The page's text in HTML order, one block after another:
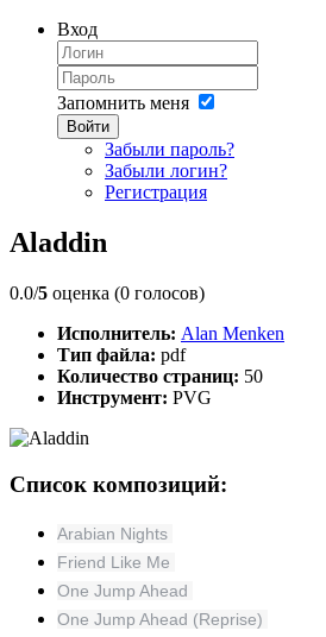
Вход
Запомнить меня
Войти
Забыли пароль?
Забыли логин?
Регистрация
Aladdin
0.0/5 оценка (0 голосов)
Исполнитель: Alan Menken
Тип файла: pdf
Количество страниц: 50
Инструмент: PVG
Список композиций:
Arabian Nights
Friend Like Me
One Jump Ahead
One Jump Ahead (Reprise)